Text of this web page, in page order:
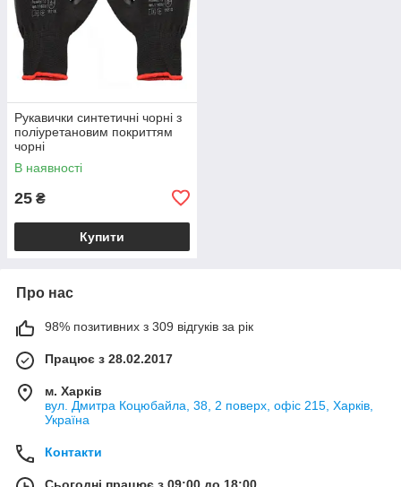
Рукавички синтетичні чорні з
поліуретановим покриттям
чорні
В наявності
25 ₴
Купити
Про нас
98% позитивних з 309 відгуків за рік
Працює з 28.02.2017
м. Харків
вул. Дмитра Коцюбайла, 38, 2 поверх, офіс 215, Харків,
Україна
Контакти